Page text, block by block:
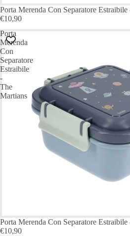
Porta Merenda Con Separatore
€10,90
Porta
Merenda
Con
Separatore
Estraibile
-
The
Martians
Porta Merenda Con Separatore
€10,90